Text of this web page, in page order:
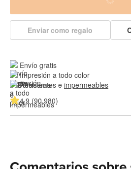
Enviar como regalo
Envío gratis
Impresión a todo color
Resistentes e impermeables
4.9 (90,980)